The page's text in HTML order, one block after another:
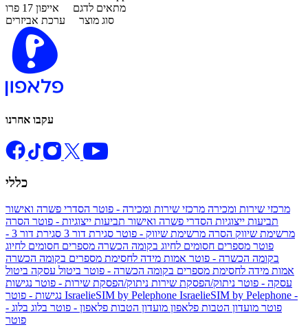
מתאים לדגם אייפון 17 פרו
סוג מוצר ערכת אביזרים
עקבו אחרנו
כללי
מרכזי שירות ומכירה מרכזי שירות ומכירה - פוטר הסדרי פשרה ואישור
תביעות ייצוגיות הסדרי פשרה ואישור תביעות ייצוגיות - פוטר הסרה
מרשימת שיווק הסרה מרשימת שיווק - פוטר סגירת דור 3
סגירת דור 3 -
פוטר מספרים חסומים לחיוג בקומה הכשרה מספרים חסומים לחיוג
בקומה הכשרה - פוטר אמות מידה לחסימת מספרים בקומה הכשרה
אמות מידה לחסימת מספרים בקומה הכשרה - פוטר ביטול עסקה ביטול
עסקה - פוטר ניתוק/הפסקת שירות ניתוק/הפסקת שירות - פוטר נגישות
IsraelieSIM by Pelephone IsraelieSIM by Pelephone -
פוטר מועדון הטבות פלאפון מועדון הטבות פלאפון - פוטר בלוג בלוג -
פוטר